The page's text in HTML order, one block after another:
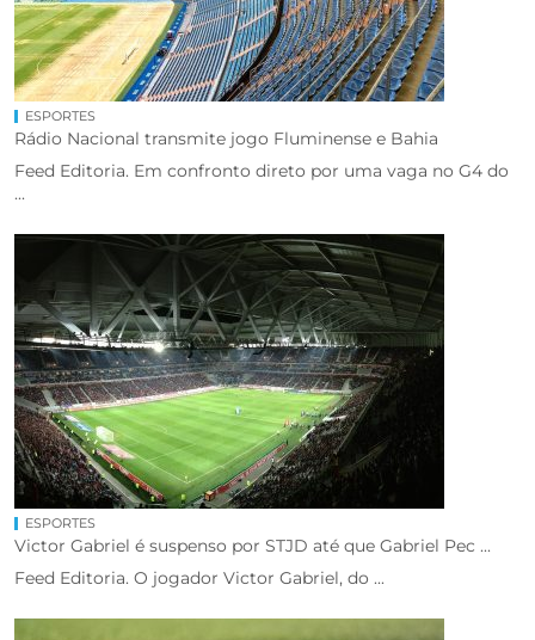
ESPORTES
Rádio Nacional transmite jogo Fluminense e Bahia
Feed Editoria. Em confronto direto por uma vaga no G4 do
...
ESPORTES
Victor Gabriel é suspenso por STJD até que Gabriel Pec ...
Feed Editoria. O jogador Victor Gabriel, do ...